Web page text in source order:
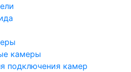
камеры
подключения камер